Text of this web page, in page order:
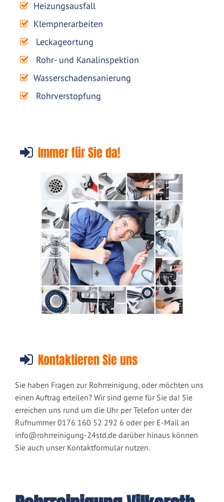
Heizungsausfall
Klempnerarbeiten
Leckageortung
Rohr- und Kanalinspektion
Wasserschadensanierung
Rohrverstopfung
Immer für Sie da!
Kontaktieren Sie uns
Sie haben Fragen zur Rohrreinigung, oder möchten uns
einen Auftrag erteilen? Wir sind gerne für Sie da! Sie
erreichen uns rund um die Uhr per Telefon unter der
Rufnummer 0176 160 52 292 6 oder per E-Mail an
info@rohrreinigung-24std.de darüber hinaus können
Sie auch unser Kontaktformular nutzen.